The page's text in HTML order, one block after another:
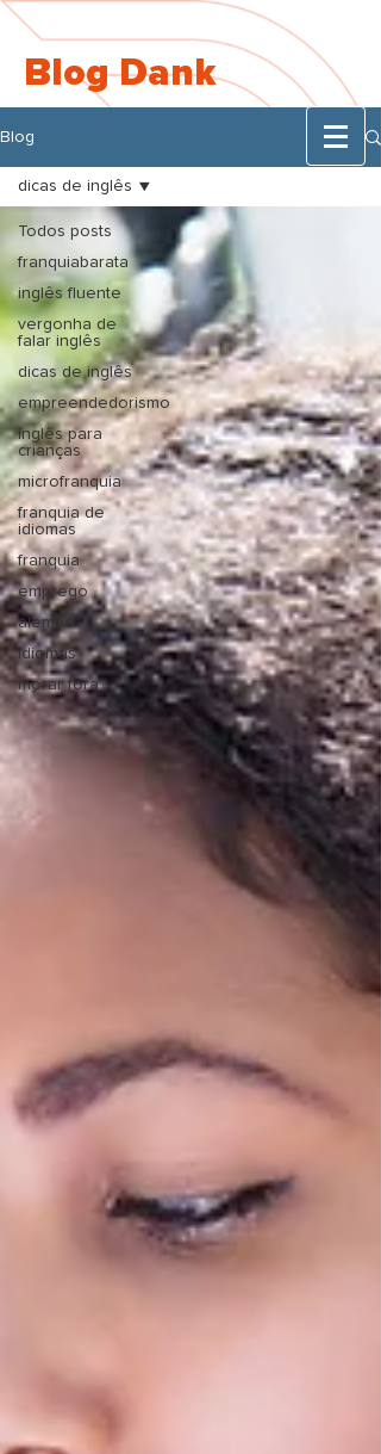
membros do site
Blog Dank
Blog
Todos posts
franquiabarata
inglês fluente
vergonha de
falar inglês
dicas de inglês
empreendedorismo
inglês para
crianças
microfranquia
franquia de
idiomas
franquia
emprego
alemão
idiomas
morar fora
dicas de inglês